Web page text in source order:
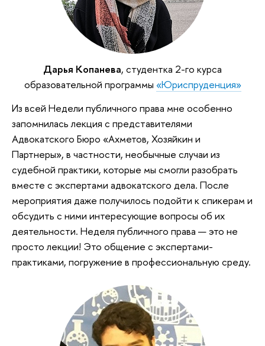
Дарья Копанева, студентка 2-го курса
образовательной программы «Юриспруденция»
Из всей Недели публичного права мне особенно
запомнилась лекция с представителями
Адвокатского Бюро «Ахметов, Хозяйкин и
Партнеры», в частности, необычные случаи из
судебной практики, которые мы смогли разобрать
вместе с экспертами адвокатского дела. После
мероприятия даже получилось подойти к спикерам и
обсудить с ними интересующие вопросы об их
деятельности. Неделя публичного права — это не
просто лекции! Это общение с экспертами-
практиками, погружение в профессиональную среду.